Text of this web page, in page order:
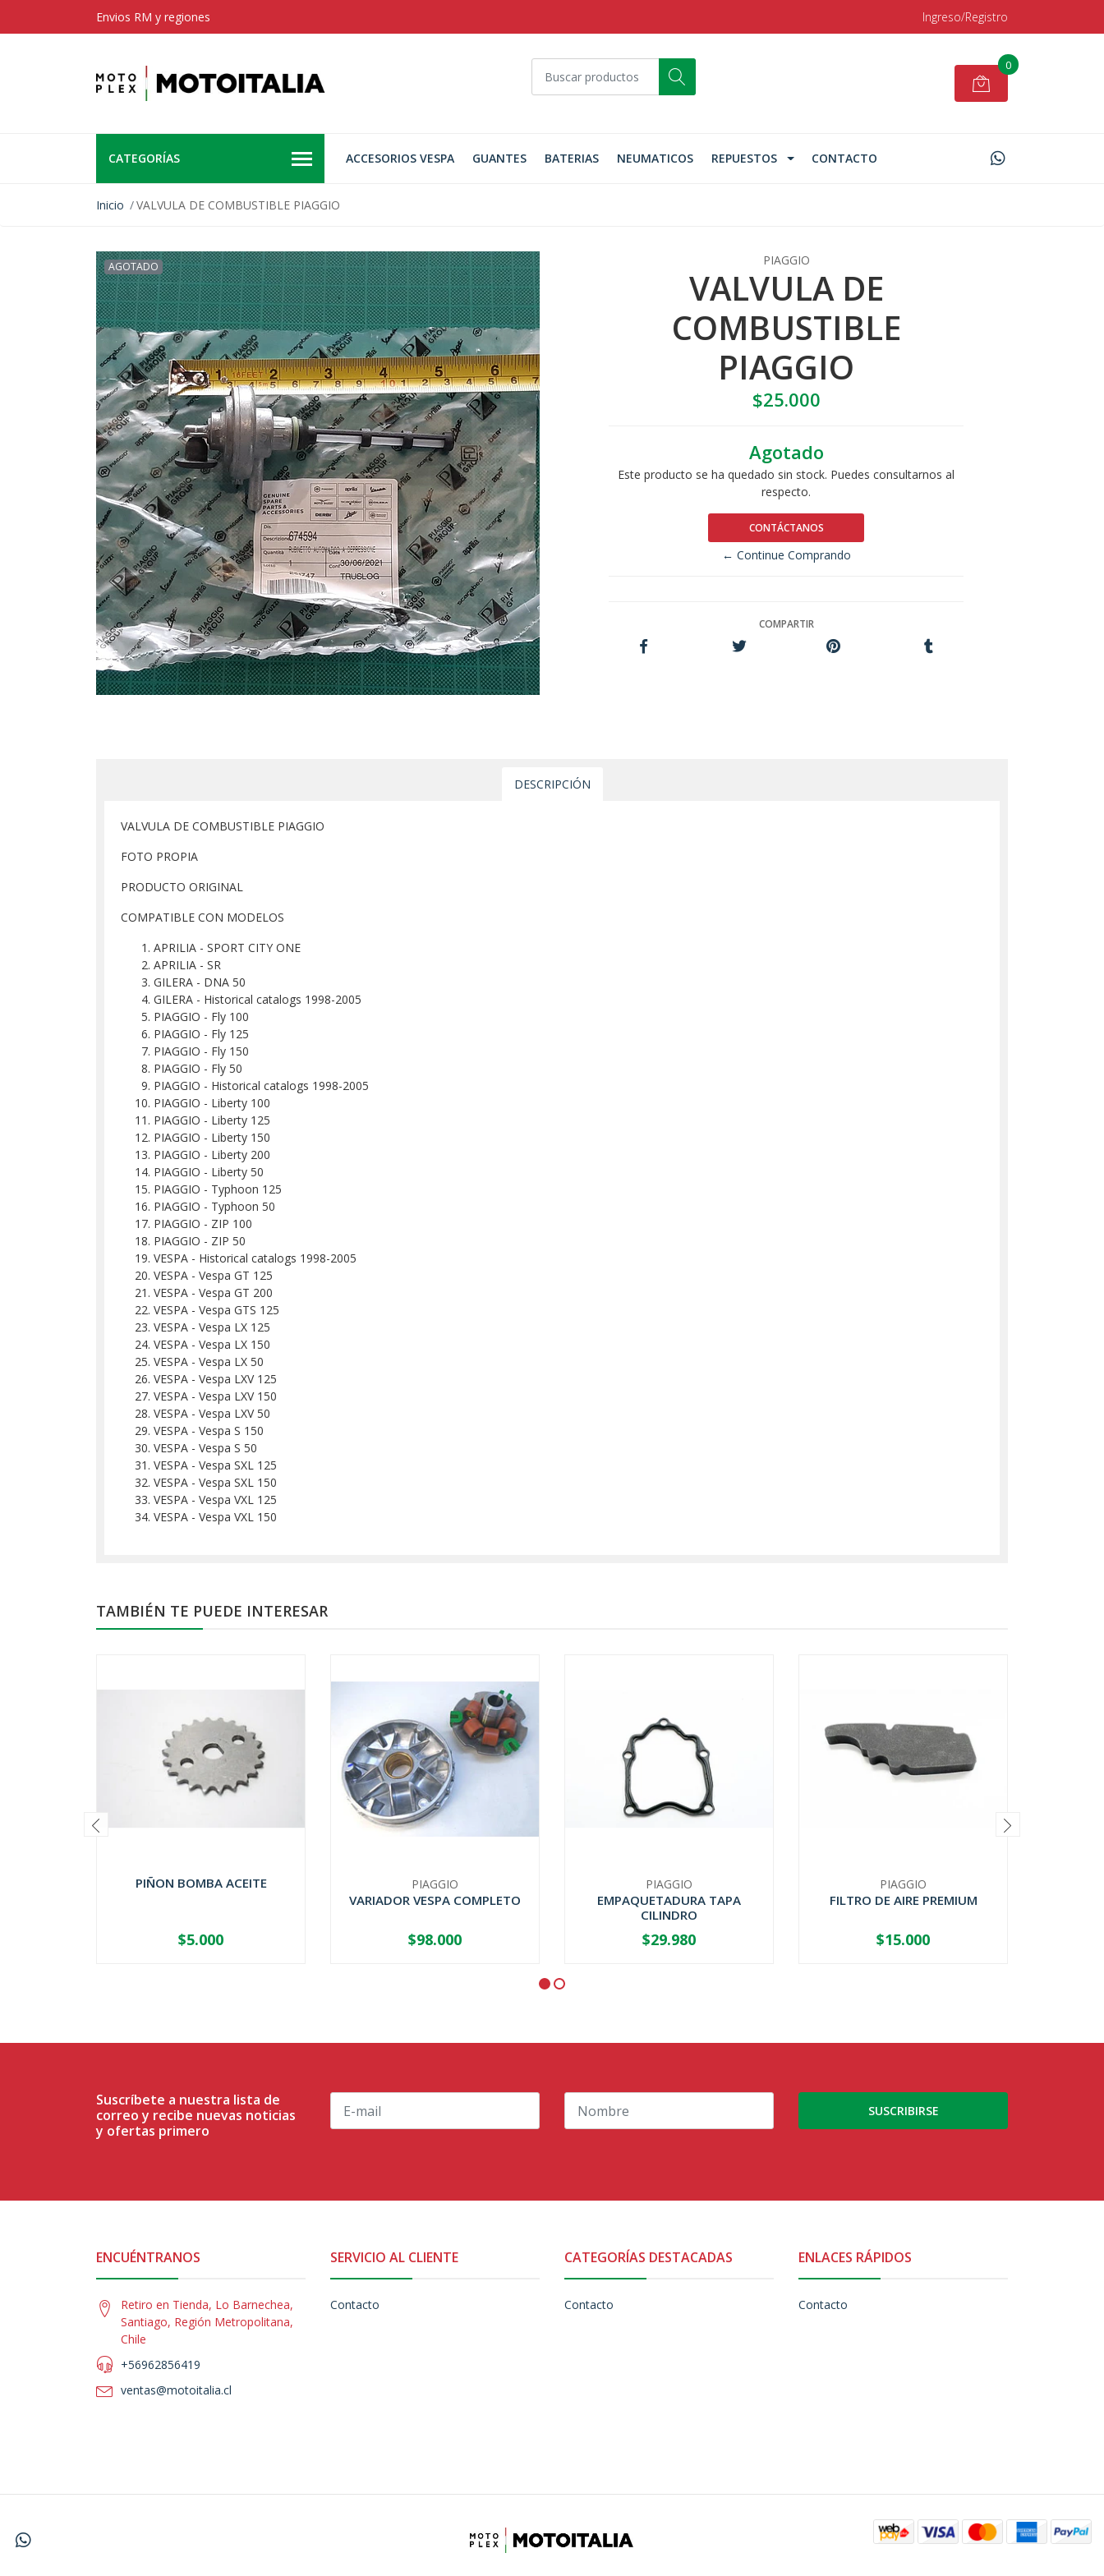
Envios RM y regiones Ingreso/Registro
0
CATEGORÍAS ACCESORIOS VESPA GUANTES BATERIAS NEUMATICOS REPUESTOS CONTACTO
Inicio VALVULA DE COMBUSTIBLE PIAGGIO
AGOTADO PIAGGIO
VALVULA DE
COMBUSTIBLE
PIAGGIO
$25.000
Agotado
Este producto se ha quedado sin stock. Puedes consultarnos al
respecto.
CONTÁCTANOS
← Continue Comprando
COMPARTIR
DESCRIPCIÓN
VALVULA DE COMBUSTIBLE PIAGGIO
FOTO PROPIA
PRODUCTO ORIGINAL
COMPATIBLE CON MODELOS
APRILIA - SPORT CITY ONE
APRILIA - SR
GILERA - DNA 50
GILERA - Historical catalogs 1998-2005
PIAGGIO - Fly 100
PIAGGIO - Fly 125
PIAGGIO - Fly 150
PIAGGIO - Fly 50
PIAGGIO - Historical catalogs 1998-2005
PIAGGIO - Liberty 100
PIAGGIO - Liberty 125
PIAGGIO - Liberty 150
PIAGGIO - Liberty 200
PIAGGIO - Liberty 50
PIAGGIO - Typhoon 125
PIAGGIO - Typhoon 50
PIAGGIO - ZIP 100
PIAGGIO - ZIP 50
VESPA - Historical catalogs 1998-2005
VESPA - Vespa GT 125
VESPA - Vespa GT 200
VESPA - Vespa GTS 125
VESPA - Vespa LX 125
VESPA - Vespa LX 150
VESPA - Vespa LX 50
VESPA - Vespa LXV 125
VESPA - Vespa LXV 150
VESPA - Vespa LXV 50
VESPA - Vespa S 150
VESPA - Vespa S 50
VESPA - Vespa SXL 125
VESPA - Vespa SXL 150
VESPA - Vespa VXL 125
VESPA - Vespa VXL 150
TAMBIÉN TE PUEDE INTERESAR
PIÑON BOMBA ACEITE
+
$5.000
PIAGGIO
VARIADOR VESPA COMPLETO
+
$98.000
PIAGGIO
EMPAQUETADURA TAPA
CILINDRO
+
$29.980
PIAGGIO
FILTRO DE AIRE PREMIUM
+
$15.000
Suscríbete a nuestra lista de
correo y recibe nuevas noticias
y ofertas primero
SUSCRIBIRSE
ENCUÉNTRANOS
Retiro en Tienda, Lo Barnechea,
Santiago, Región Metropolitana,
Chile
+56962856419
ventas@motoitalia.cl
SERVICIO AL CLIENTE
Contacto
CATEGORÍAS DESTACADAS
Contacto
ENLACES RÁPIDOS
Contacto